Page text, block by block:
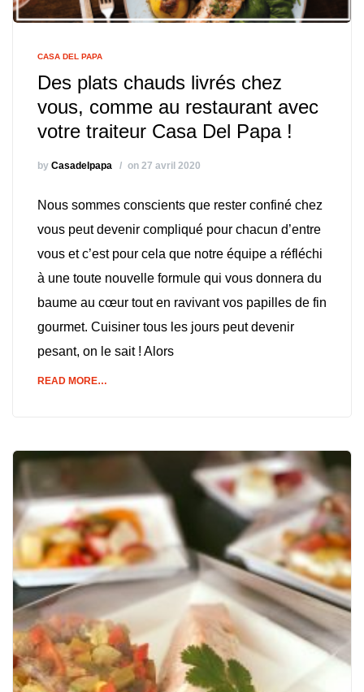
CASA DEL PAPA
Des plats chauds livrés chez
vous, comme au restaurant avec
votre traiteur Casa Del Papa !
by Casadelpapa on 27 avril 2020
Nous sommes conscients que rester confiné chez
vous peut devenir compliqué pour chacun d’entre
vous et c’est pour cela que notre équipe a réfléchi
à une toute nouvelle formule qui vous donnera du
baume au cœur tout en ravivant vos papilles de fin
gourmet. Cuisiner tous les jours peut devenir
pesant, on le sait ! Alors
READ MORE…